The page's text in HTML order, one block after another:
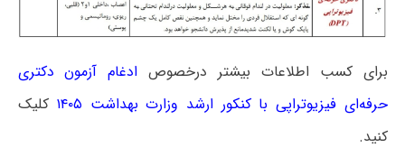
برای کسب اطلاعات بیشتر درخصوص ادغام آزمون دکتری
حرفه‌ای فیزیوتراپی با کنکور ارشد وزارت بهداشت ۱۴۰۵
کلیک
کنید.